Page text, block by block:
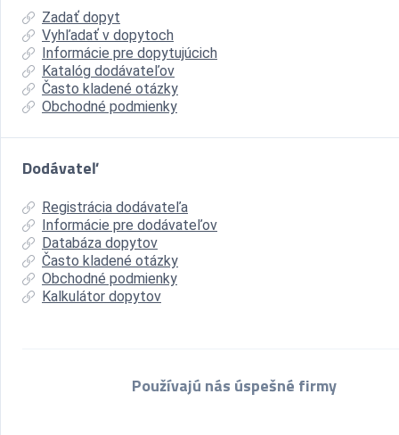
Zadať dopyt
Vyhľadať v dopytoch
Informácie pre dopytujúcich
Katalóg dodávateľov
Často kladené otázky
Obchodné podmienky
Dodávateľ
Registrácia dodávateľa
Informácie pre dodávateľov
Databáza dopytov
Často kladené otázky
Obchodné podmienky
Kalkulátor dopytov
Používajú nás úspešné firmy